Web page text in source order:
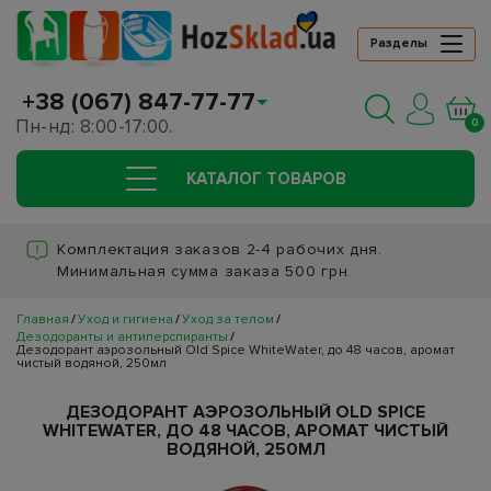
Разделы
+38 (067) 847-77-77
Пн-нд: 8:00-17:00. 0
КАТАЛОГ ТОВАРОВ
Комплектация заказов 2-4 рабочих дня.
Минимальная сумма заказа 500 грн.
Главная Уход и гигиена Уход за телом
Дезодоранты и антиперспиранты
Дезодорант аэрозольный Old Spice WhiteWater, до 48 часов, аромат
чистый водяной, 250мл
ДЕЗОДОРАНТ АЭРОЗОЛЬНЫЙ OLD SPICE
WHITEWATER, ДО 48 ЧАСОВ, АРОМАТ ЧИСТЫЙ
ВОДЯНОЙ, 250МЛ